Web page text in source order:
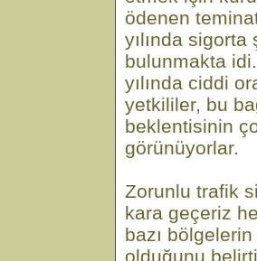
ödenen
yılında
bulunmakta
yılında ciddi
yetkililer, bu
beklentisinin
görünüyorlar.
Zorunlu trafik
kara geçeriz
bazı
olduğunu